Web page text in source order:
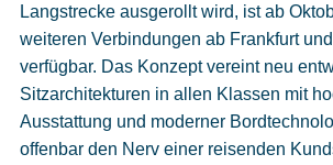
Langstrecke ausgerollt wird, ist ab
weiteren Verbindungen ab Frankfurt
verfügbar. Das Konzept vereint neu
Sitzarchitekturen in allen Klassen mit
Ausstattung und moderner
offenbar den Nerv einer reisenden